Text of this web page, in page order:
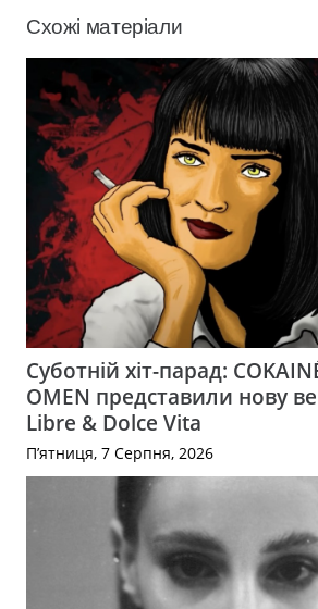
Схожі матеріали
Суботній хіт-парад:
OMEN представили нову
Libre & Dolce Vita
П’ятниця, 7 Серпня, 2026